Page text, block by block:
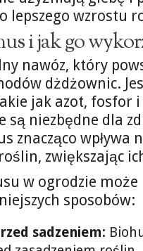
lepszego wzrostu
i jak go
nawóz, który
dżdżownic.
jak azot, fosfor
są niezbędne dla
znacząco wpływa
zwiększając
w ogrodzie
sposobów:
sadzeniem: